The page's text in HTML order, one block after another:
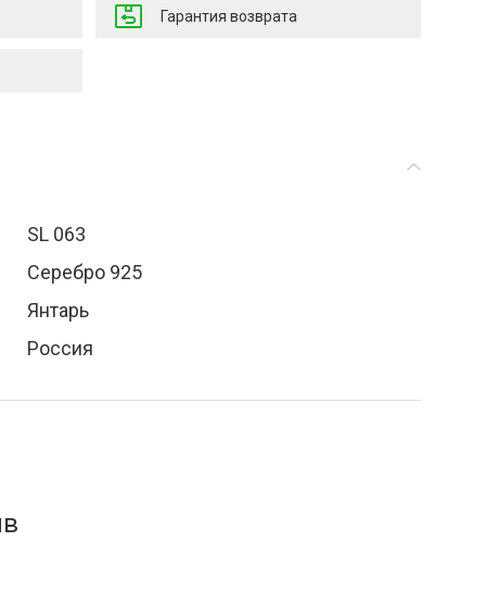
Гарантия возврата
SL 063
Серебро 925
Янтарь
Россия